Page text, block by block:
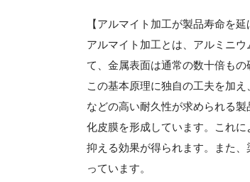
【アルマイト加工が製品寿命を延
アルマイト加工とは、アルミニ
て、金属表面は通常の数十倍も
この基本原理に独自の工夫を加
などの高い耐久性が求められる
化皮膜を形成しています。これ
抑える効果が得られます。また
っています。